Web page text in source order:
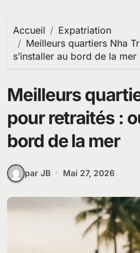
Accueil
Expatriation
Meilleurs quartiers Nha
s’installer au bord de la mer
Meilleurs
pour retraités :
bord de la mer
par JB Mai 27, 2026